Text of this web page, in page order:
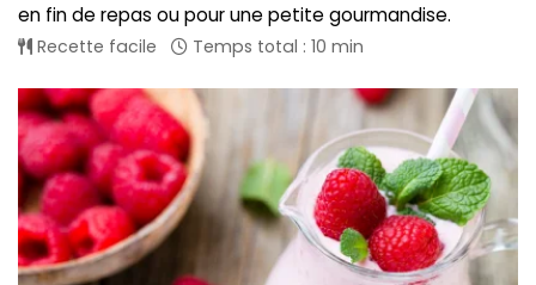
en fin de repas ou pour une petite gourmandise.
Recette facile Temps total : 10 min